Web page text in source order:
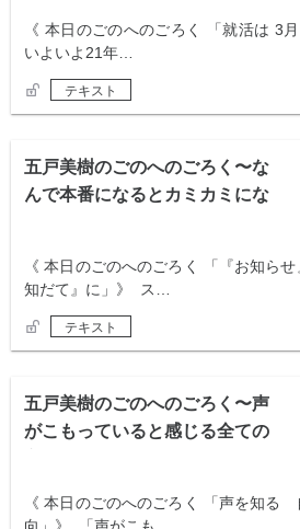
《 本日のごのへのごろく 「就活は 3
いよいよ21年…
テキスト
五戸美樹のごのへのごろく〜な
んで本番になるとカミカミにな
《 本日のごのへのごろく 「『お知
知だて』に」》 ス…
テキスト
五戸美樹のごのへのごろく〜声
がこもっていると感じる全ての
《 本日のごのへのごろく 「声を知